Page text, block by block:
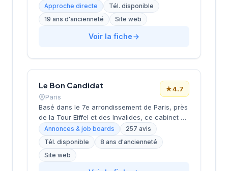
conseil en ressources humaines, le
recrutement de cadres et dirigeants, le
coaching et l'outplacement. Situé au 16 rue de
Monceau dans le 8e arrondissement de Paris,
Approche directe
Tél. disponible
19 ans d'ancienneté
Site web
Voir la fiche
Le Bon Candidat
Paris
★4.7
Basé dans le 7e arrondissement de Paris, près
de la Tour Eiffel et des Invalides, ce cabinet de
recrutement bénéficie d'une localisation
prestigieuse au cœur de la capitale. Installé
rue de Bellechasse, il accompagne les
entreprises dans leurs recrutements avec une
approche personnalisée. La structure affiche
Annonces & job boards
257 avis
Tél. disponible
8 ans d'ancienneté
Site web